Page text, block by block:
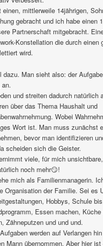
einen, mittlerweile 14jährigen,
gebracht und ich habe einen
Partnerschaft mitgebracht.
Konstellation die durch einen
wird.
dazu. Man sieht also: der
an.
und streiten dadurch natürlich
über das Thema Haushalt und
Wobei
Wort ist. Man muss zunächst
bevor man identifizieren
scheiden sich die Geister.
viele, für mich
noch mehr😏!
mich als Familienmanagerin.
Organisation der Familie. Sei es
Hobbys, Schule
Essen machen, Küche
Zähneputzen und und und.
werden auf Verlangen
Mann übernommen. Aber hier ist